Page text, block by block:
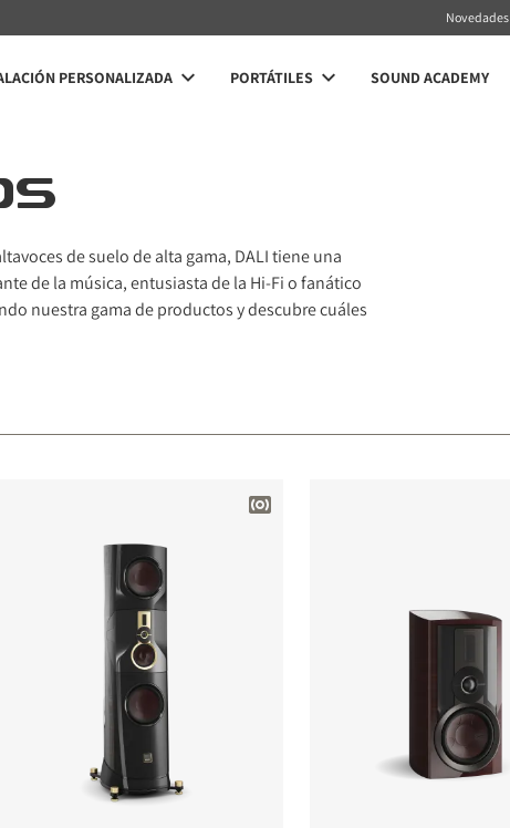
Novedades
PERSONALIZADA PORTÁTILES SOUND ACADEMY
de suelo de alta gama, DALI tiene una
de la música, entusiasta de la Hi-Fi o fanático
nuestra gama de productos y descubre cuáles